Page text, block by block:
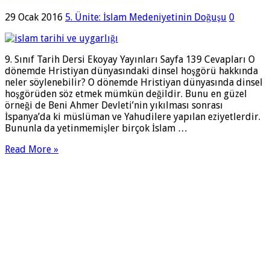
29 Ocak 2016 5. Ünite: İslam Medeniyetinin Doğuşu 0
9. Sınıf Tarih Dersi Ekoyay Yayınları Sayfa 139 Cevapları O
dönemde Hristiyan dünyasındaki dinsel hoşgörü hakkında
neler söylenebilir? O dönemde Hristiyan dünyasında dinsel
hoşgörüden söz etmek mümkün değildir. Bunu en güzel
örneği de Beni Ahmer Devleti’nin yıkılması sonrası
İspanya’da ki müslüman ve Yahudilere yapılan eziyetlerdir.
Bununla da yetinmemişler birçok İslam …
Read More »